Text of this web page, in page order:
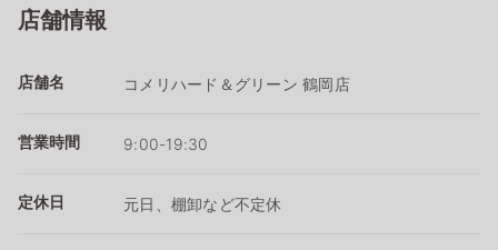
店舗情報
店舗名 コメリハード＆グリーン 鶴岡店
営業時間 9:00-19:30
定休日 元日、棚卸など不定休